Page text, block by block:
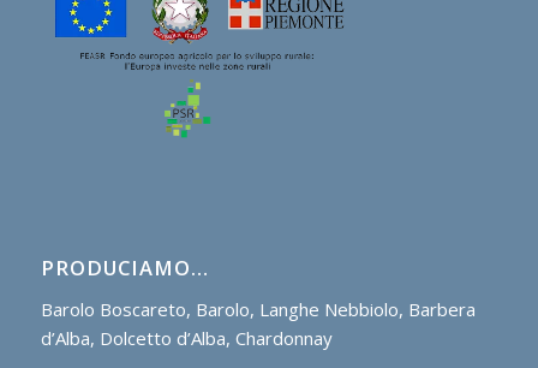
PRODUCIAMO…
Barolo Boscareto, Barolo, Langhe Nebbiolo, Barbera
d’Alba, Dolcetto d’Alba, Chardonnay